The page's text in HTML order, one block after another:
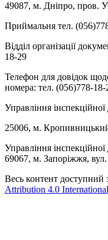
49087, м. Дніпро, пров.
Приймальня тел.
Відділ організації
18-29
Телефон для довідок
номера: тел. (056)778-18-
Управління інспекційної
25006, м.
Управління інспекційної
69067, м. Запоріжжя,
Весь контент доступний
Attribution 4.0